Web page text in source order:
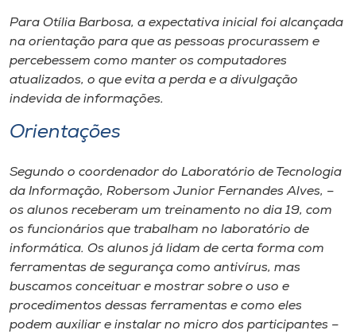
Para Otília Barbosa, a expectativa inicial foi alcançada
na orientação para que as pessoas procurassem e
percebessem como manter os computadores
atualizados, o que evita a perda e a divulgação
indevida de informações.
Orientações
Segundo o coordenador do Laboratório de Tecnologia
da Informação, Robersom Junior Fernandes Alves, –
os alunos receberam um treinamento no dia 19, com
os funcionários que trabalham no laboratório de
informática. Os alunos já lidam de certa forma com
ferramentas de segurança como antivírus, mas
buscamos conceituar e mostrar sobre o uso e
procedimentos dessas ferramentas e como eles
podem auxiliar e instalar no micro dos participantes –